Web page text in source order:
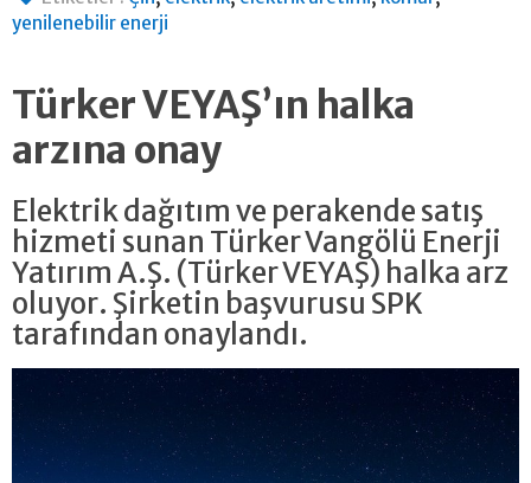
yenilenebilir enerji
Türker VEYAŞ’ın halka
arzına onay
Elektrik dağıtım ve perakende satış
hizmeti sunan Türker Vangölü Enerji
Yatırım A.Ş. (Türker VEYAŞ) halka arz
oluyor. Şirketin başvurusu SPK
tarafından onaylandı.